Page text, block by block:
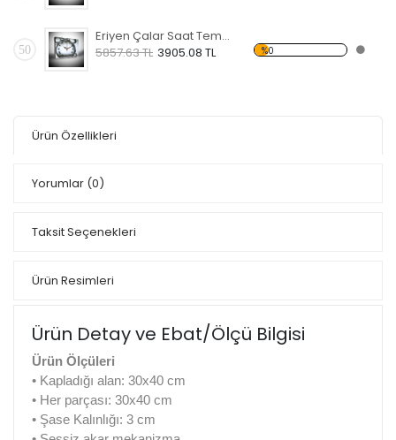
50
Eriyen Çalar Saat Temalı Kanvas Saat
5857.63 TL 3905.08 TL %0
Ürün Özellikleri
Yorumlar (0)
Taksit Seçenekleri
Ürün Resimleri
Ürün Detay ve Ebat/Ölçü Bilgisi
Ürün Ölçüleri
• Kapladığı alan: 30x40 cm
• Her parçası: 30x40 cm
• Şase Kalınlığı: 3 cm